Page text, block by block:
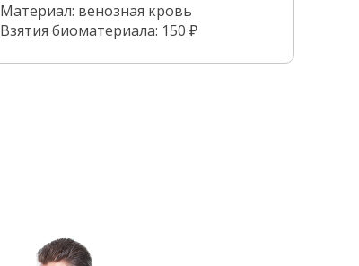
Материал: венозная кровь
Взятия биоматериала: 150 ₽